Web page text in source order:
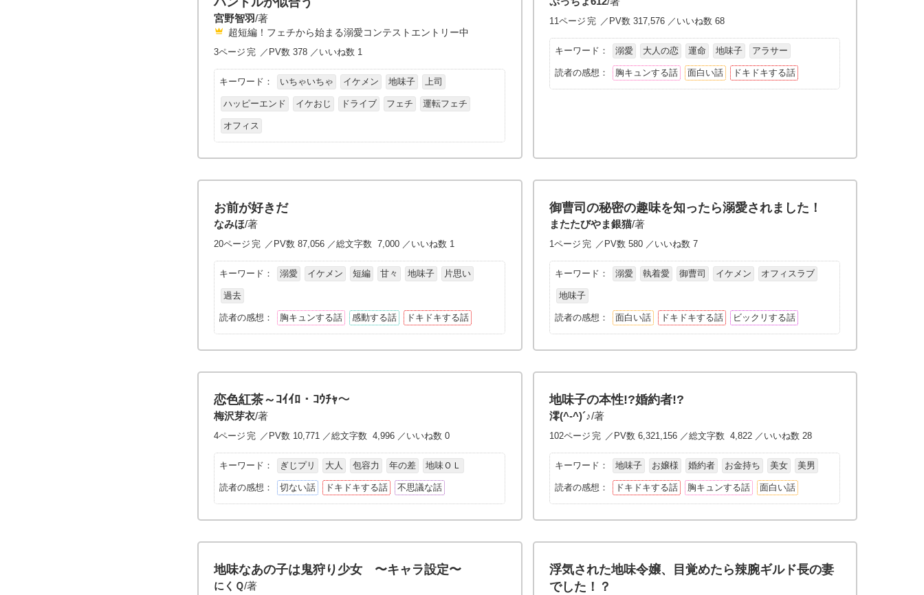
宮野智羽/著
超短編！フェチから始まる溺愛コンテストエントリー中
3ページ 完 ／PV数 378 ／いいね数 1
キーワード： いちゃいちゃ イケメン 地味子 上司
ハッピーエンド イケおじ ドライブ フェチ 運転フェチ
オフィス
11ページ 完 ／PV数 317,576 ／いいね数 68
キーワード： 溺愛 大人の恋 運命 地味子 アラサー
読者の感想： 胸キュンする話 面白い話 ドキドキする話
お前が好きだ
なみほ/著
20ページ 完 ／PV数 87,056 ／総文字数 7,000 ／いいね数 1
キーワード： 溺愛 イケメン 短編 甘々 地味子 片思い
過去
読者の感想： 胸キュンする話 感動する話 ドキドキする話
御曹司の秘密の趣味を知ったら溺愛されました！
またたびやま銀猫/著
1ページ 完 ／PV数 580 ／いいね数 7
キーワード： 溺愛 執着愛 御曹司 イケメン オフィスラブ
地味子
読者の感想： 面白い話 ドキドキする話 ビックリする話
恋色紅茶～ｺｲｲﾛ・ｺｳﾁｬ～
梅沢芽衣/著
4ページ 完 ／PV数 10,771 ／総文字数 4,996 ／いいね数 0
キーワード： ぎじプリ 大人 包容力 年の差 地味ＯＬ
読者の感想： 切ない話 ドキドキする話 不思議な話
地味子の本性!?婚約者!?
澪(^-^)´♪/著
102ページ 完 ／PV数 6,321,156 ／総文字数 4,822 ／いいね数 28
キーワード： 地味子 お嬢様 婚約者 お金持ち 美女 美男
読者の感想： ドキドキする話 胸キュンする話 面白い話
地味なあの子は鬼狩り少女 〜キャラ設定〜
にくＱ/著
浮気された地味令嬢、目覚めたら辣腕ギルド長の妻
でした！？